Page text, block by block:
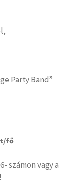
Party Band”
fő
számon vagy a